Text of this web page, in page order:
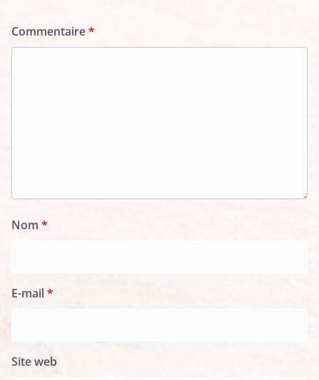
Commentaire*
Nom *
E-mail*
Site web